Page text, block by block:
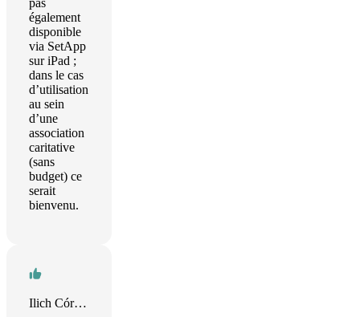
pas
également
disponible
via SetApp
sur iPad ;
dans le cas
d’utilisation
au sein
d’une
association
caritative
(sans
budget) ce
serait
bienvenu.
Ilich Córcega